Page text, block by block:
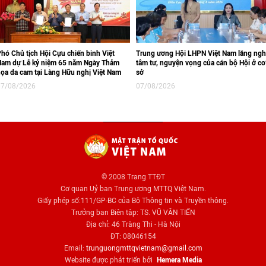
Chủ tịch Hội Cựu chiến binh Việt
dự Lễ kỷ niệm 65 năm Ngày Thảm
da cam tại Làng Hữu nghị Việt Nam
08/2026
Trung ương Hội LHPN Việt Nam lắng
tâm tư, nguyện vọng của cán bộ Hội ở cơ
sở
07/08/2026
© 2008 Trang TTĐT
Cơ quan Uỷ ban Trung ương MTTQ Việt Nam.
Giấy phép số:111/GP-BC của Bộ Thông tin và Truyền thông.
Trưởng ban Biên tập: TS. VŨ VĂN TIẾN
Địa chỉ: 46 Tràng Thi - Hà Nội
ĐT: 08046154
Email: trunguongmttqvietnam@gmail.com
Website được phát triển bởi
Hemera Media